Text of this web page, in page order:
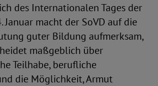
des Internationalen Tages der
Januar macht der SoVD auf die
guter Bildung aufmerksam,
maßgeblich über
Teilhabe, berufliche
die Möglichkeit, Armut